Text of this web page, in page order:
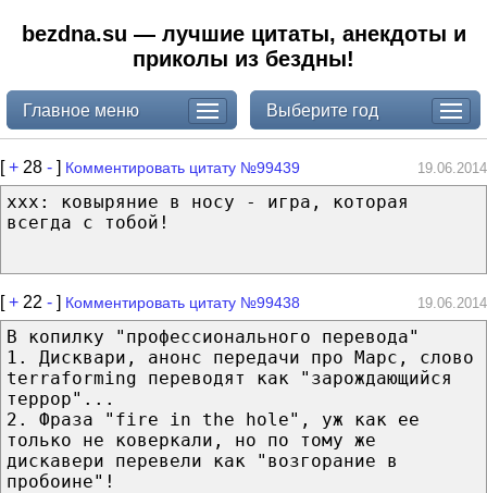
bezdna.su — лучшие цитаты, анекдоты и
приколы из бездны!
Главное меню Выберите год
[+ 28 - ] Комментировать цитату №99439 19.06.2014
xxx: ковыряние в носу - игра, которая
всегда с тобой!
[+ 22 - ] Комментировать цитату №99438 19.06.2014
В копилку "профессионального перевода"
1. Дисквари, анонс передачи про Марс, слово
terraforming переводят как "зарождающийся
террор"...
2. Фраза "fire in the hole", уж как ее
только не коверкали, но по тому же
дискавери перевели как "возгорание в
пробоине"!